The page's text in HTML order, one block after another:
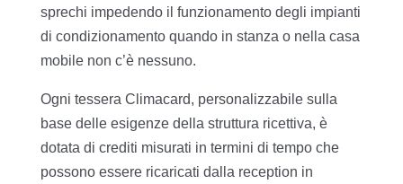
sprechi impedendo il funzionamento degli impianti
di condizionamento quando in stanza o nella casa
mobile non c’è nessuno.
Ogni tessera Climacard, personalizzabile sulla
base delle esigenze della struttura ricettiva, è
dotata di crediti misurati in termini di tempo che
possono essere ricaricati dalla reception in